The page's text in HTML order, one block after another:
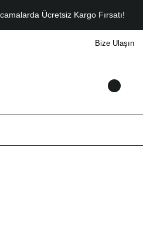
Ücretsiz Kargo Fırsatı!
Bize Ulaşın